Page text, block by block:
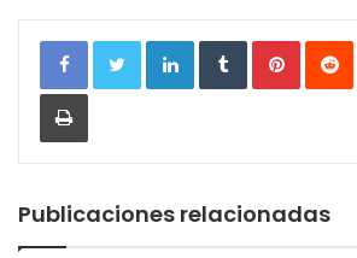
LinkedInTumblr
Imprimir
Publicaciones relacionadas